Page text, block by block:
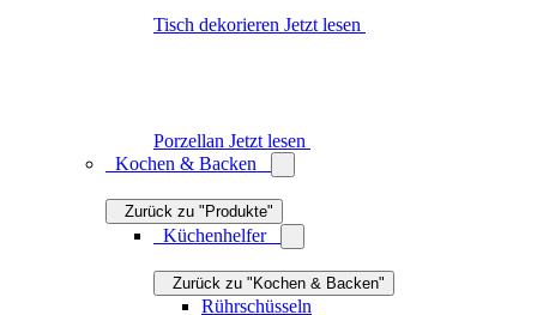
Alles zu "Küchenhelfer"
Küchenmesser
Käsemesser
Küchenscheren
Messerblöcke
Messerschärfer
Mörser
Knoblauchpressen